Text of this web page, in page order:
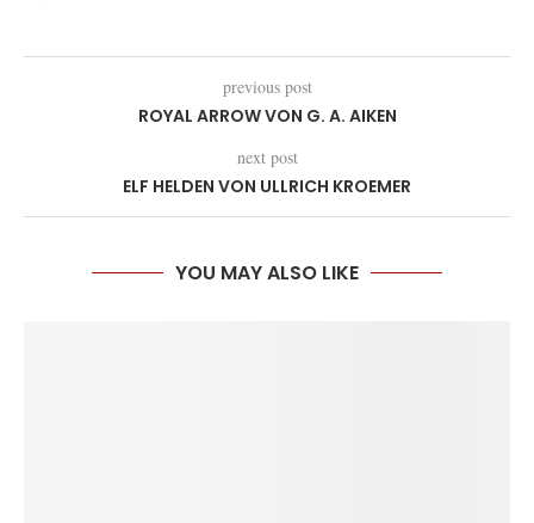
previous post
ROYAL ARROW VON G. A. AIKEN
next post
ELF HELDEN VON ULLRICH KROEMER
YOU MAY ALSO LIKE